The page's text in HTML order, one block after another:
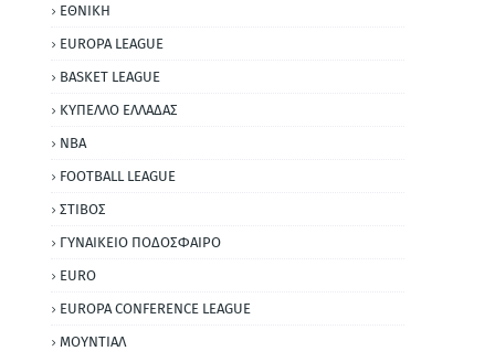
ΕΘΝΙΚΗ
EUROPA LEAGUE
BASKET LEAGUE
ΚΥΠΕΛΛΟ ΕΛΛΑΔΑΣ
NBA
FOOTBALL LEAGUE
ΣΤΙΒΟΣ
ΓΥΝΑΙΚΕΙΟ ΠΟΔΟΣΦΑΙΡΟ
EURO
EUROPA CONFERENCE LEAGUE
ΜΟΥΝΤΙΑΛ